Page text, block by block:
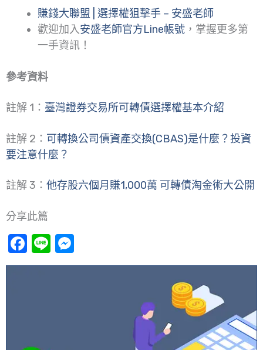
賺錢大聯盟 | 選擇權狙擊手 – 安盛老師
歡迎加入安盛老師官方Line帳號 ，掌握更多第
一手資訊！
參考資料
註解 1： 臺灣證券交易所可轉債選擇權基本介紹
註解 2： 可轉換公司債資產交換(CBAS)是什麼？投資
要注意什麼？
註解 3： 他存股六個月賺1,000萬 可轉債淘金術大公開
分享此篇
Facebook
Line